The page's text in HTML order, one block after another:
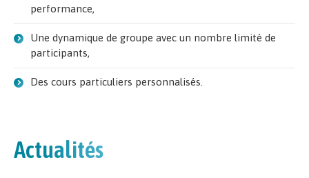
performance,
Une dynamique de groupe avec un nombre limité de
participants,
Des cours particuliers personnalisés.
Actualités